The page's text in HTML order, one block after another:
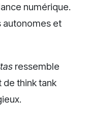
numérique.
autonomes et
ressemble
de think tank